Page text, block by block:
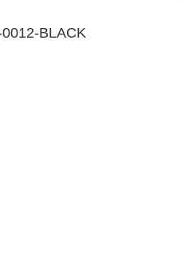
BLACK